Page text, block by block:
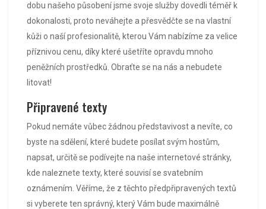
dobu našeho působení jsme svoje služby dovedli téměř k
dokonalosti, proto neváhejte a přesvědčte se na vlastní
kůži o naší profesionalitě, kterou Vám nabízíme za velice
příznivou cenu, díky které ušetříte opravdu mnoho
peněžních prostředků. Obraťte se na nás a nebudete
litovat!
Připravené texty
Pokud nemáte vůbec žádnou představivost a nevíte, co
byste na sdělení, které budete posílat svým hostům,
napsat, určitě se podívejte na naše internetové stránky,
kde naleznete texty, které souvisí se svatebním
oznámením. Věříme, že z těchto předpřipravených textů
si vyberete ten správný, který Vám bude maximálně